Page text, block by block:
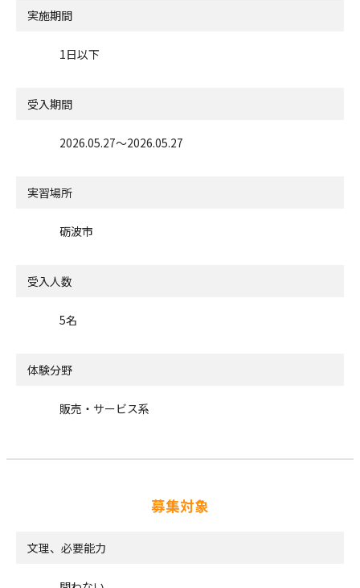
実施期間
1日以下
受入期間
2026.05.27〜2026.05.27
実習場所
砺波市
受入人数
5名
体験分野
販売・サービス系
募集対象
文理、必要能力